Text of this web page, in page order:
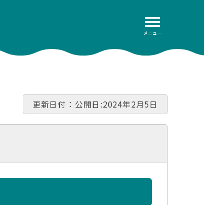
メニュー
更新日付：公開日:2024年2月5日